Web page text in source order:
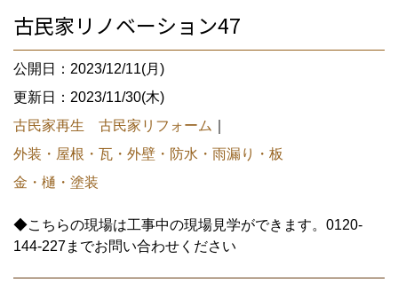
古民家リノベーション47
公開日：2023/12/11(月)
更新日：2023/11/30(木)
古民家再生 古民家リフォーム
外装・屋根・瓦・外壁・防水・雨漏り・板
金・樋・塗装
◆こちらの現場は工事中の現場見学ができます。0120-
144-227までお問い合わせください